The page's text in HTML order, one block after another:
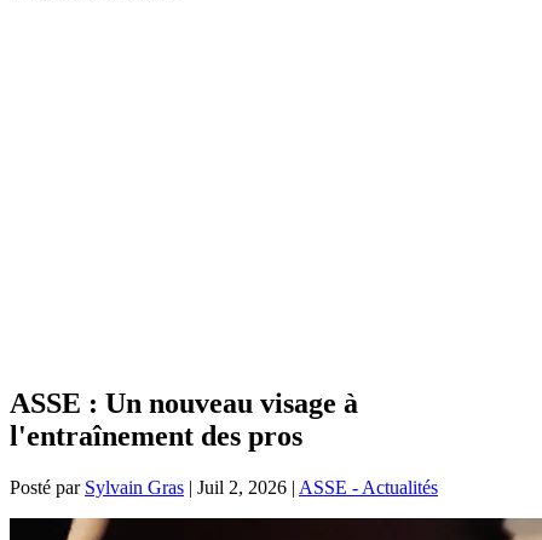
ASSE : Un nouveau visage à
l'entraînement des pros
Posté par Sylvain Gras | Juil 2, 2026 | ASSE - Actualités